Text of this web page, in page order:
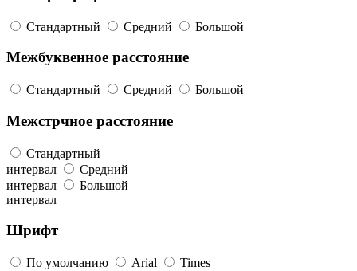
Стандартный Средний Большой
Межбуквенное расстояние
Стандартный Средний Большой
Межстрчное расстояние
Стандартный
интервал
Средний
интервал
Большой
интервал
Шрифт
По умолчанию Arial Times